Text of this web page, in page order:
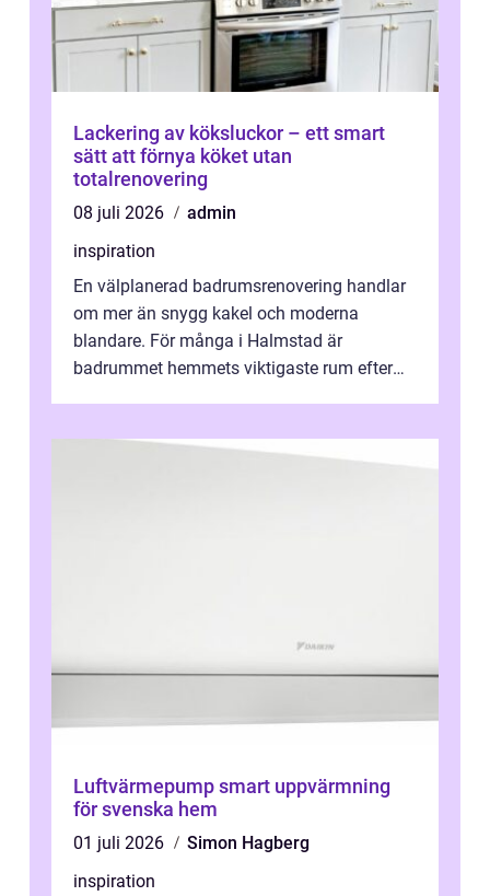
Lackering av köksluckor – ett smart
sätt att förnya köket utan
totalrenovering
08 juli 2026
admin
inspiration
En välplanerad badrumsrenovering handlar
om mer än snygg kakel och moderna
blandare. För många i Halmstad är
badrummet hemmets viktigaste rum efter
Luftvärmepump smart uppvärmning
för svenska hem
01 juli 2026
Simon Hagberg
inspiration